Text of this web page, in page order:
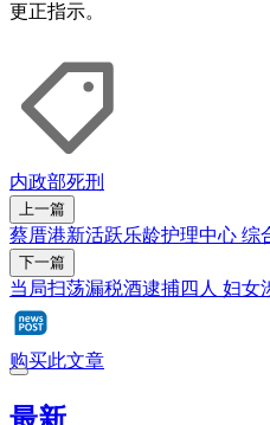
更正指示。
内政部死刑
上一篇
蔡厝港新活跃乐龄护理中心 综
下一篇
当局扫荡漏税酒逮捕四人 妇女
购买此文章